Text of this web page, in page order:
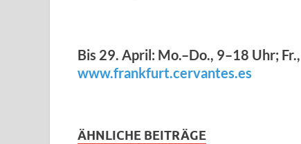
Bis 29. April: Mo.–Do., 9–18 Uhr;
www.frankfurt.cervantes.es
ÄHNLICHE BEITRÄGE